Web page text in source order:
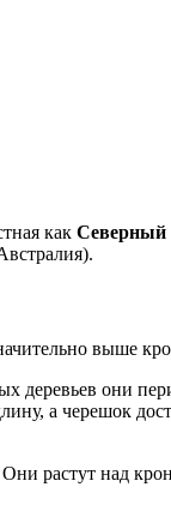
как Северный
выше
деревьев они
а черешок
растут над